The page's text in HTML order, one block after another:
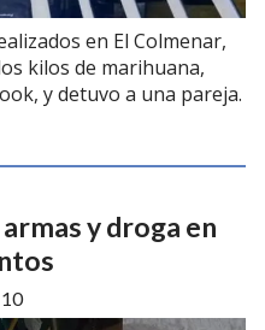
en El Colmenar,
kilos de marihuana,
y detuvo a una pareja.
y droga en